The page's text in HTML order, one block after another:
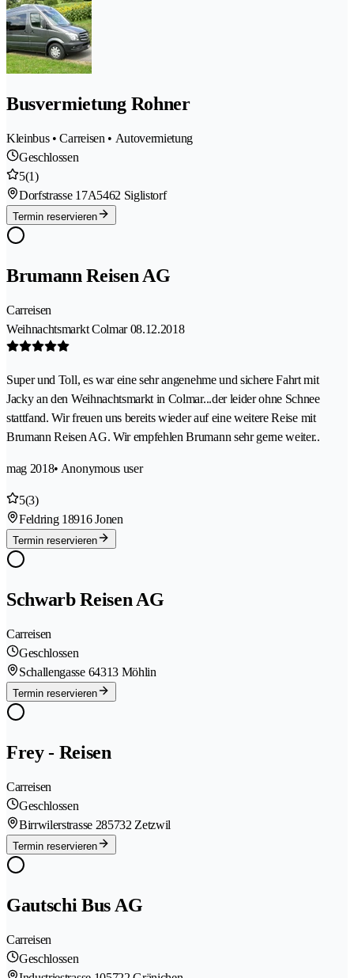
Busvermietung Rohner
Kleinbus • Carreisen • Autovermietung
Geschlossen
5(1)
Dorfstrasse 17A5462 Siglistorf
Termin reservieren
Brumann Reisen AG
Carreisen
Weihnachtsmarkt Colmar 08.12.2018
Super und Toll, es war eine sehr angenehme und sichere Fahrt mit
Jacky an den Weihnachtsmarkt in Colmar...der leider ohne Schnee
stattfand. Wir freuen uns bereits wieder auf eine weitere Reise mit
Brumann Reisen AG. Wir empfehlen Brumann sehr gerne weiter..
mag 2018• Anonymous user
5(3)
Feldring 18916 Jonen
Termin reservieren
Schwarb Reisen AG
Carreisen
Geschlossen
Schallengasse 64313 Möhlin
Termin reservieren
Frey - Reisen
Carreisen
Geschlossen
Birrwilerstrasse 285732 Zetzwil
Termin reservieren
Gautschi Bus AG
Carreisen
Geschlossen